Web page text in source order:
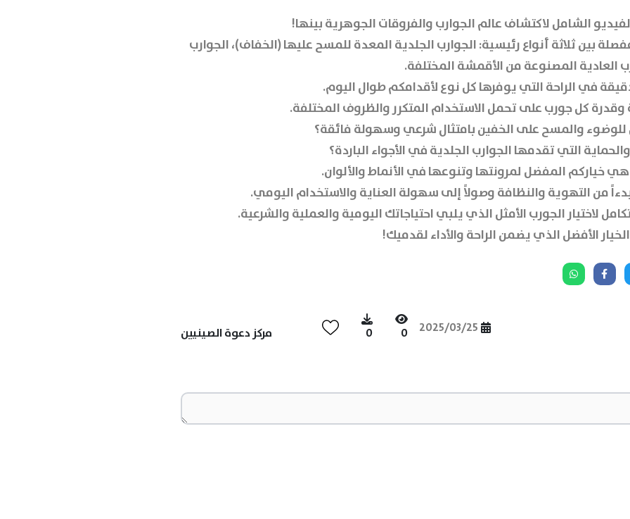
الشامل لاكتشاف عالم الجوارب والفروقات الجوهرية بينها!
بين ثلاثة أنواع رئيسية:الجوارب الجلدية المعدة للمسح عليها (الخفاف)،الجوارب
العادية المصنوعة من الأقمشة المختلفة.
في الراحة التي يوفرها كل نوع لأقدامكم طوال اليوم.
كل جورب على تحمل الاستخدام المتكرر والظروف المختلفة.
للوضوء والمسح على الخفين بامتثال شرعي وسهولة فائقة؟
التي تقدمها الجوارب الجلدية في الأجواء الباردة؟
هي خياركم المفضل لمرونتها وتنوعها في الأنماط والألوان.
من التهوية والنظافة وصولاً إلى سهولة العناية والاستخدام اليومي.
لاختيار الجورب الأمثل الذي يلبي احتياجاتك اليومية والعملية والشرعية.
الأفضل الذي يضمن الراحة والأداء لقدميك!
2025/03/25
0
0
مركز دعوة الصينيين